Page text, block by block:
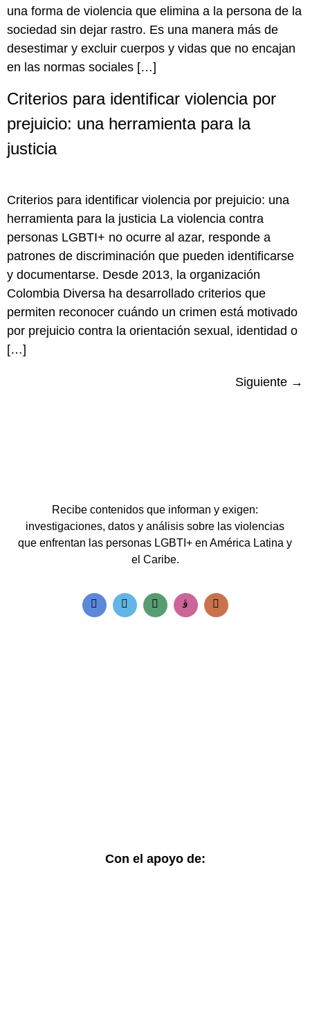
una forma de violencia que elimina a la persona de la
sociedad sin dejar rastro. Es una manera más de
desestimar y excluir cuerpos y vidas que no encajan
en las normas sociales […]
Criterios para identificar violencia por
prejuicio: una herramienta para la
justicia
Criterios para identificar violencia por prejuicio: una
herramienta para la justicia La violencia contra
personas LGBTI+ no ocurre al azar, responde a
patrones de discriminación que pueden identificarse
y documentarse. Desde 2013, la organización
Colombia Diversa ha desarrollado criterios que
permiten reconocer cuándo un crimen está motivado
por prejuicio contra la orientación sexual, identidad o
[…]
Siguiente →
Recibe contenidos que informan y exigen:
investigaciones, datos y análisis sobre las violencias
que enfrentan las personas LGBTI+ en América Latina y
el Caribe.
Con el apoyo de: